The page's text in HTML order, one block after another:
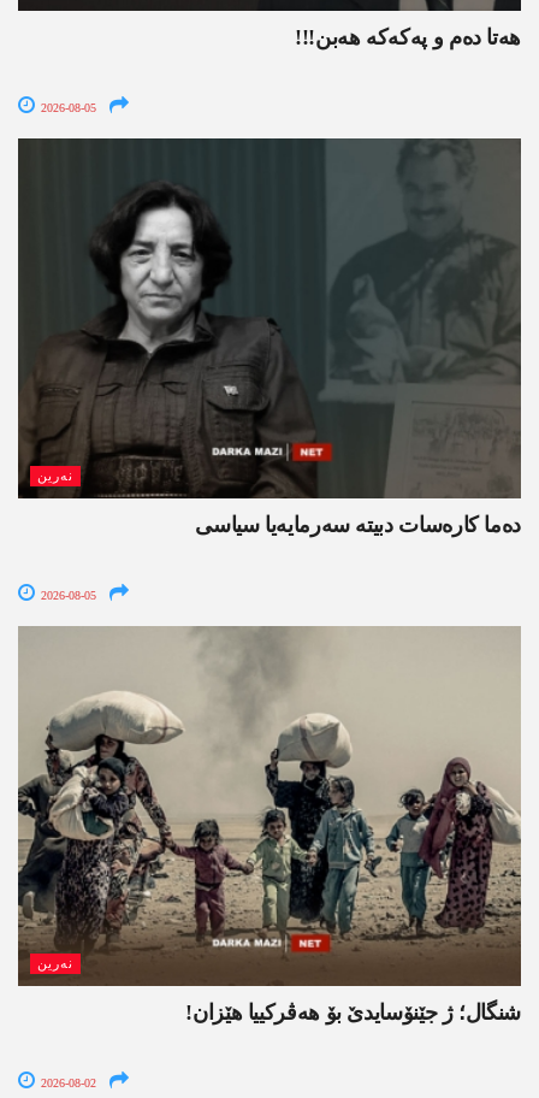
ھەتا دەم و پەکەکە ھەبن!!!
2026-08-05
نەرین
ده‌ما کاره‌سات دبیتە سه‌رمایه‌یا سیاسی
2026-08-05
نەرین
شنگال؛ ژ جێنۆسایدێ بۆ هەڤرکییا هێزان!
2026-08-02